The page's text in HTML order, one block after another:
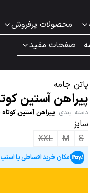
محصولات پرفروش
صفحات مفید
پاتن جامه
پیراهن آستین
دسته بندی: پیراهن آستین کوتاه
سایز
S
M
XXL
امکان خرید اقساطی با